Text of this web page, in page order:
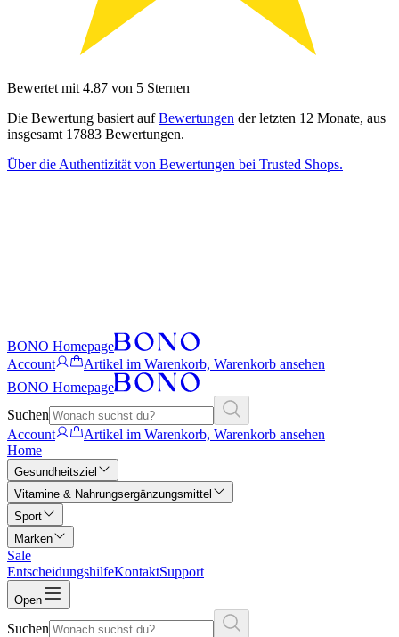
Bewertet mit 4.87 von 5 Sternen
Die Bewertung basiert aufBewertungen der letzten 12 Monate, aus
insgesamt 17883 Bewertungen.
Über die Authentizität von Bewertungen bei Trusted Shops.
BONO Homepage
Account
Artikel im Warenkorb, Warenkorb ansehen
BONO Homepage
Suchen
Account
Artikel im Warenkorb, Warenkorb ansehen
Home
Gesundheitsziel
Vitamine & Nahrungsergänzungsmittel
Sport
Marken
Sale
EntscheidungshilfeKontaktSupport
Open
Suchen